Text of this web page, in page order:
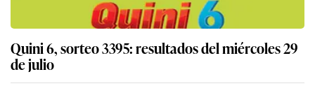
Quini 6, sorteo 3395: resultados del miércoles 29
de julio